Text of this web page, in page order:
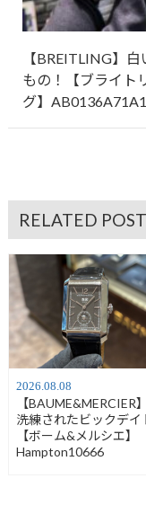
【BREITLING】
もの！【ブライト
グ】
RELATED POST
2026.08.08
【BAUME&MERCIER】
洗練されたビックデイ
【ボーム&メルシエ】
Hampton10666